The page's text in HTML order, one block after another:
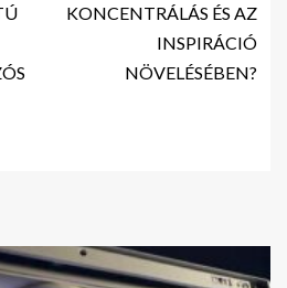
KONCENTRÁLÁS ÉS AZ
INSPIRÁCIÓ
NÖVELÉSÉBEN?